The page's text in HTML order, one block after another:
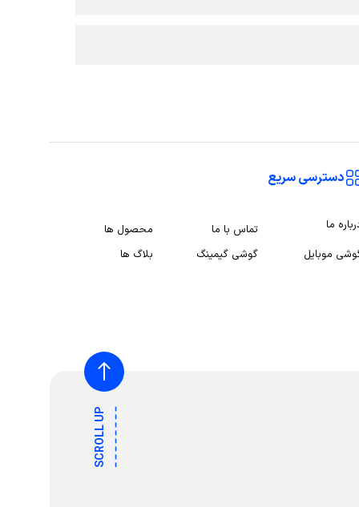
دسترسی سریع
ما تماس با ما
محصول ها
موبایل
گوشی گیمینگ بلاگ ها
SCROLL UP